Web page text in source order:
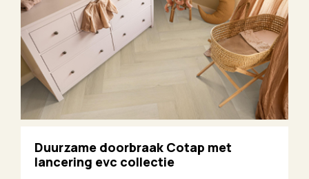
Duurzame doorbraak Cotap met
lancering evc collectie